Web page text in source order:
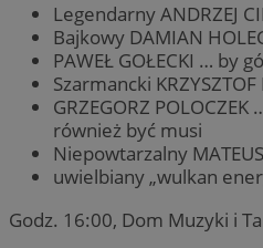
Legendarny ANDRZEJ
Bajkowy DAMIAN
PAWEŁ GOŁECKI … by
Szarmancki KRZYSZTOF
GRZEGORZ
również być musi
Niepowtarzalny
uwielbiany „wulkan
Godz. 16:00, Dom Muzyki i